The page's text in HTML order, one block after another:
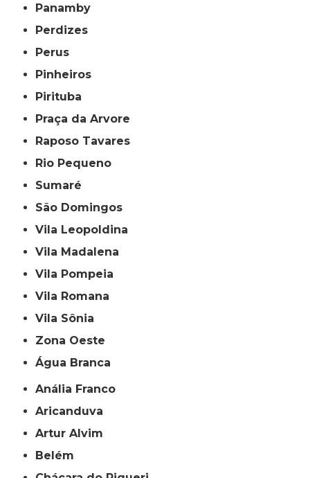
Panamby
Perdizes
Perus
Pinheiros
Pirituba
Praça da Arvore
Raposo Tavares
Rio Pequeno
Sumaré
São Domingos
Vila Leopoldina
Vila Madalena
Vila Pompeia
Vila Romana
Vila Sônia
Zona Oeste
Água Branca
Anália Franco
Aricanduva
Artur Alvim
Belém